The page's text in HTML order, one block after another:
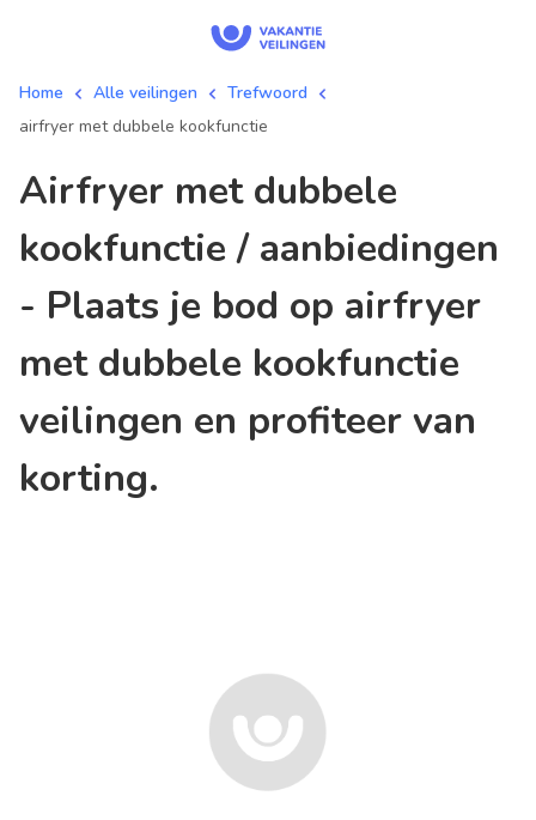
Home Alle veilingen
Trefwoord
airfryer met dubbele kookfunctie
airfryer met dubbele
kookfunctie / aanbiedingen
- Plaats je bod op airfryer
met dubbele kookfunctie
veilingen en profiteer van
korting.